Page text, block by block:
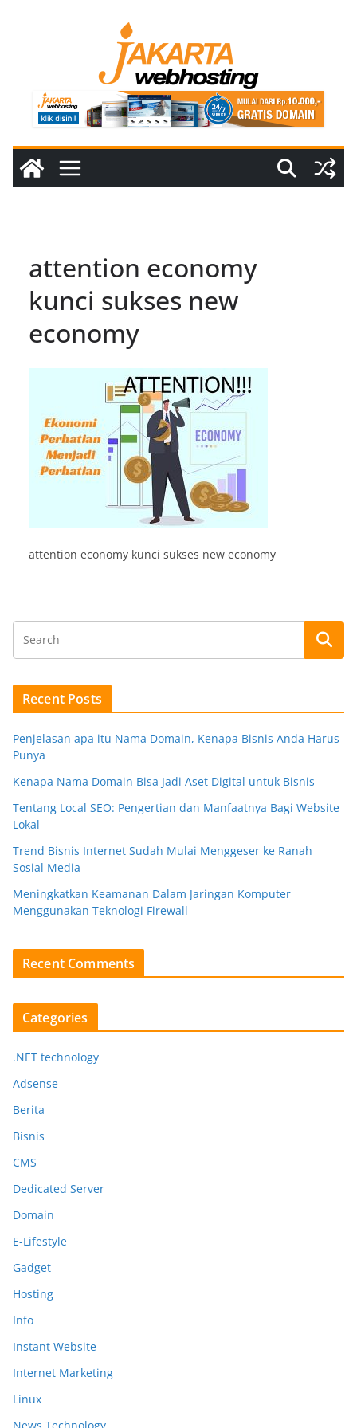
attention economy
kunci sukses new
economy
attention economy kunci sukses new economy
Recent Posts
Penjelasan apa itu Nama Domain, Kenapa Bisnis Anda Harus
Punya
Kenapa Nama Domain Bisa Jadi Aset Digital untuk Bisnis
Tentang Local SEO: Pengertian dan Manfaatnya Bagi Website
Lokal
Trend Bisnis Internet Sudah Mulai Menggeser ke Ranah
Sosial Media
Meningkatkan Keamanan Dalam Jaringan Komputer
Menggunakan Teknologi Firewall
Recent Comments
Categories
.NET technology
Adsense
Berita
Bisnis
CMS
Dedicated Server
Domain
E-Lifestyle
Gadget
Hosting
Info
Instant Website
Internet Marketing
Linux